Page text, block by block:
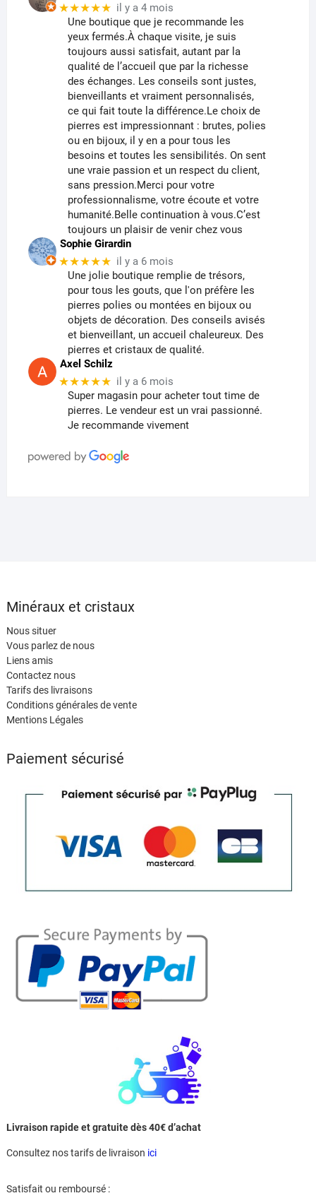
★★★★★ il y a 4 mois
Une boutique que je recommande les
yeux fermés.À chaque visite, je suis
toujours aussi satisfait, autant par la
qualité de l’accueil que par la richesse
des échanges. Les conseils sont justes,
bienveillants et vraiment personnalisés,
ce qui fait toute la différence.Le choix de
pierres est impressionnant : brutes, polies
ou en bijoux, il y en a pour tous les
besoins et toutes les sensibilités. On sent
une vraie passion et un respect du client,
sans pression.Merci pour votre
professionnalisme, votre écoute et votre
humanité.Belle continuation à vous.C’est
toujours un plaisir de venir chez vous
Sophie Girardin
★★★★★ il y a 6 mois
Une jolie boutique remplie de trésors,
pour tous les gouts, que l'on préfère les
pierres polies ou montées en bijoux ou
objets de décoration. Des conseils avisés
et bienveillant, un accueil chaleureux. Des
pierres et cristaux de qualité.
Axel Schilz
★★★★★ il y a 6 mois
Super magasin pour acheter tout time de
pierres. Le vendeur est un vrai passionné.
Je recommande vivement
Minéraux et cristaux
Nous situer
Vous parlez de nous
Liens amis
Contactez nous
Tarifs des livraisons
Conditions générales de vente
Mentions Légales
Paiement sécurisé
Livraison rapide et gratuite dès 40€ d’achat
Consultez nos tarifs de livraison ici
Satisfait ou remboursé :